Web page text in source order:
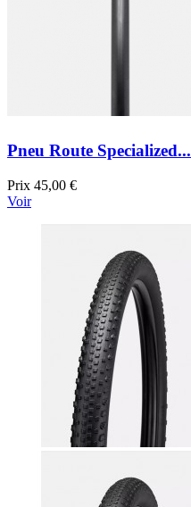
Pneu Route Specialized...
Prix 45,00 €
Voir